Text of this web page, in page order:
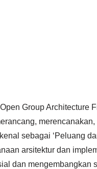
Group Architecture
sebagai ‘Peluang
arsitektur dan
dan mengembangkan